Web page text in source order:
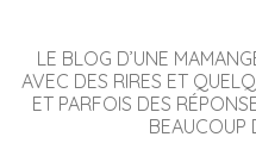
LE BLOG D’UNE
AVEC DES RIRES ET
ET PARFOIS DES
BEAUCOUP